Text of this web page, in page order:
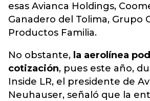
esas Avianca Holdings,
Ganadero del Tolima, Grupo
Productos Familia.
No obstante, la aerolínea
cotización, pues este año,
Inside LR, el presidente de
Neuhauser, señaló que la